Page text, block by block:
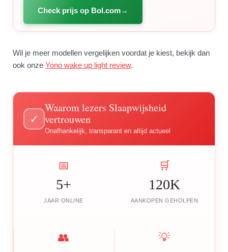
Check prijs op Bol.com
Wil je meer modellen vergelijken voordat je kiest, bekijk dan
ook onzeYono wake up light review.
✓
Waarom lezers Slaapwijsheid
vertrouwen
Onafhankelijk, transparant en altijd actueel
📅
5+
JAAR ONLINE
🛒
120K
AANKOPEN GEHOLPEN
👥 💡